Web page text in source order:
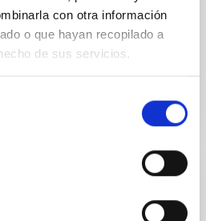
con otra información
o que hayan recopilado a
de sus servicios.
no acogido a Convenio, que
siguientes funciones:
General OT- PS-